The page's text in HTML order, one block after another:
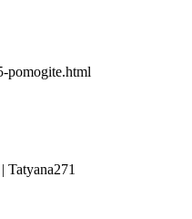
pomogite.html
Tatyana271